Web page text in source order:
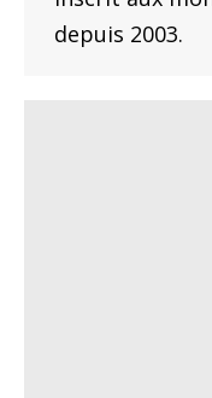
depuis 2003.